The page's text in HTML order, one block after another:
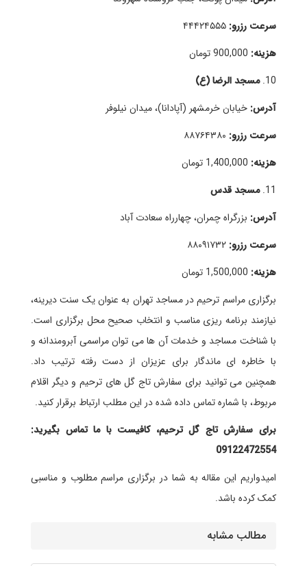
سرعت رزرو:
هزینه:
10. مسجد الرضا (ع)
آدرس: خیابان خرمشهر (آپادانا)، میدان نیلوفر
سرعت رزرو:
هزینه:
11. مسجد قدس
آدرس: بزرگراه چمران، چهارراه سعادت آباد
سرعت رزرو:
هزینه:
برگزاری مراسم ترحیم در مساجد تهران به عنوان یک سنت دیرینه،
نیازمند برنامه ریزی مناسب و انتخاب صحیح محل برگزاری است.
با شناخت مساجد و خدمات آن ها می توان مراسمی آبرومندانه و
با خاطره ای ماندگار برای عزیزان از دست رفته ترتیب داد.
همچنین می توانید برای سفارش تاج گل های ترحیم و دیگر اقلام
مربوط، با شماره تماس داده شده در این مطلب ارتباط برقرار کنید.
برای سفارش تاج گل ترحیم، کافیست با ما تماس بگیرید:
09122472554
امیدواریم این مقاله به شما در برگزاری مراسم مطلوب و مناسبی
کمک کرده باشد.
مطالب مشابه